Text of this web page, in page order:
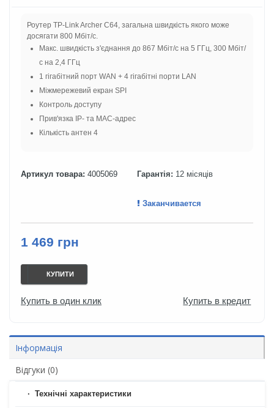
Роутер TP-Link Archer C64, загальна швидкість якого може
досягати 800 Мбіт/с.
Макс. швидкість з'єднання до 867 Мбіт/с на 5 ГГц, 300 Мбіт/
с на 2,4 ГГц
1 гігабітний порт WAN + 4 гігабітні порти LAN
Міжмережевий екран SPI
Контроль доступу
Прив'язка IP- та MAC-адрес
Кількість антен 4
Артикул товара: 4005069 Гарантія: 12 місяців
Заканчивается
1 469 грн
КУПИТИ
Купить в один клик Купить в кредит
Інформація
Відгуки (0)
Технічні характеристики